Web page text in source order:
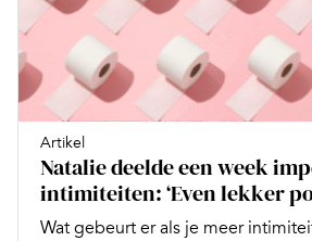
Artikel
Natalie deelde een week
intimiteiten: ‘Even lekker
Wat gebeurt er als je meer